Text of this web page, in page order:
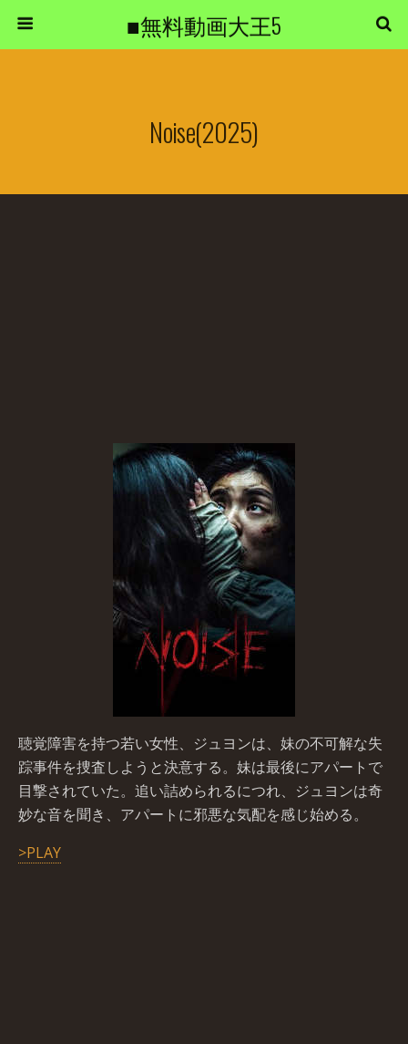
■無料動画大王5
Noise(2025)
聴覚障害を持つ若い女性、ジュヨンは、妹の不可解な失
踪事件を捜査しようと決意する。妹は最後にアパートで
目撃されていた。追い詰められるにつれ、ジュヨンは奇
妙な音を聞き、アパートに邪悪な気配を感じ始める。
>PLAY